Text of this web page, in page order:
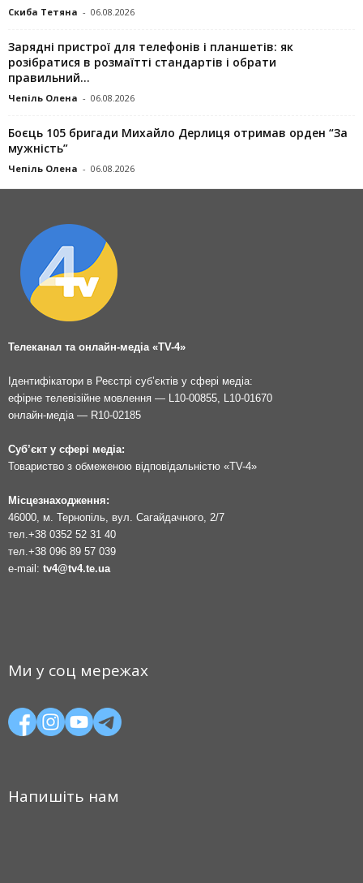
Скиба Тетяна - 06.08.2026
Зарядні пристрої для телефонів і планшетів: як
розібратися в розмаїтті стандартів і обрати
правильний...
Чепіль Олена - 06.08.2026
Боєць 105 бригади Михайло Дерлиця отримав орден “За
мужність”
Чепіль Олена - 06.08.2026
Телеканал та онлайн-медіа «TV-4»
Ідентифікатори в Реєстрі суб’єктів у сфері медіа:
ефірне телевізійне мовлення — L10-00855, L10-01670
онлайн-медіа — R10-02185
Суб’єкт у сфері медіа:
Товариство з обмеженою відповідальністю «TV-4»
Місцезнаходження:
46000, м. Тернопіль, вул. Сагайдачного, 2/7
тел. +38 0352 52 31 40
тел. +38 096 89 57 039
e-mail: tv4@tv4.te.ua
Ми у соц мережах
Напишіть нам